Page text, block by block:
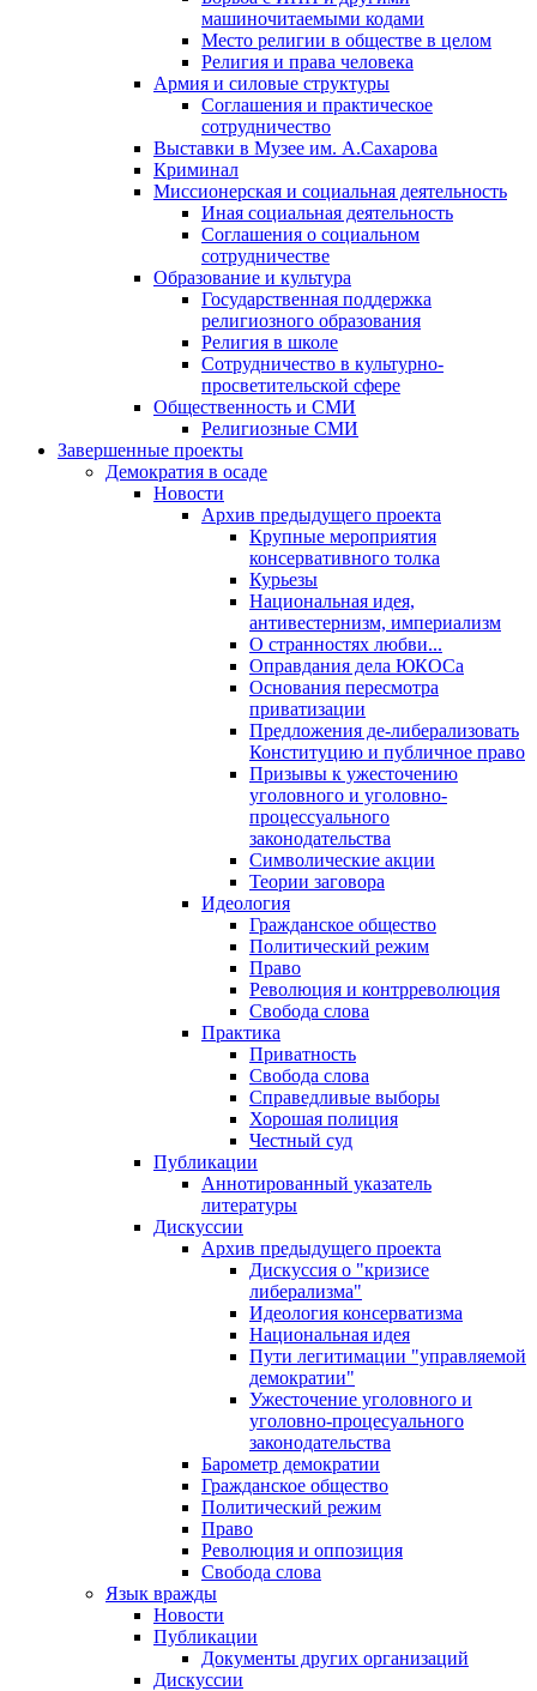
машиночитаемыми кодами
Место религии в обществе в целом
Религия и права человека
Армия и силовые структуры
Соглашения и практическое
сотрудничество
Выставки в Музее им. А.Сахарова
Криминал
Миссионерская и социальная деятельность
Иная социальная деятельность
Соглашения о социальном
сотрудничестве
Образование и культура
Государственная поддержка
религиозного образования
Религия в школе
Сотрудничество в культурно-
просветительской сфере
Общественность и СМИ
Религиозные СМИ
Завершенные проекты
Демократия в осаде
Новости
Архив предыдущего проекта
Крупные мероприятия
консервативного толка
Курьезы
Национальная идея,
антивестернизм, империализм
О странностях любви...
Оправдания дела ЮКОСа
Основания пересмотра
приватизации
Предложения де-либерализовать
Конституцию и публичное право
Призывы к ужесточению
уголовного и уголовно-
процессуального
законодательства
Символические акции
Теории заговора
Идеология
Гражданское общество
Политический режим
Право
Революция и контрреволюция
Свобода слова
Практика
Приватность
Свобода слова
Справедливые выборы
Хорошая полиция
Честный суд
Публикации
Аннотированный указатель
литературы
Дискуссии
Архив предыдущего проекта
Дискуссия о "кризисе
либерализма"
Идеология консерватизма
Национальная идея
Пути легитимации "управляемой
демократии"
Ужесточение уголовного и
уголовно-процесуального
законодательства
Барометр демократии
Гражданское общество
Политический режим
Право
Революция и оппозиция
Свобода слова
Язык вражды
Новости
Публикации
Документы других организаций
Дискуссии